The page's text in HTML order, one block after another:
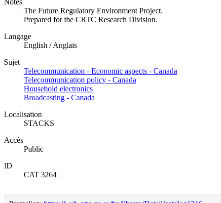
The Future Regulatory Environment Project.
Prepared for the CRTC Research Division.
Langage
English / Anglais
Sujet
Telecommunication - Economic aspects - Canada
Telecommunication policy - Canada
Household electronics
Broadcasting - Canada
Localisation
STACKS
Accès
Public
ID
CAT 3264